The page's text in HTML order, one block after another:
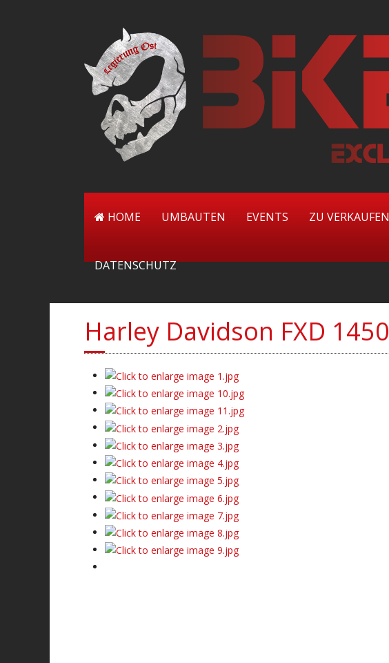
HOME UMBAUTEN EVENTS ZU VERKAUFEN
DATENSCHUTZ
Harley Davidson FXD 1450